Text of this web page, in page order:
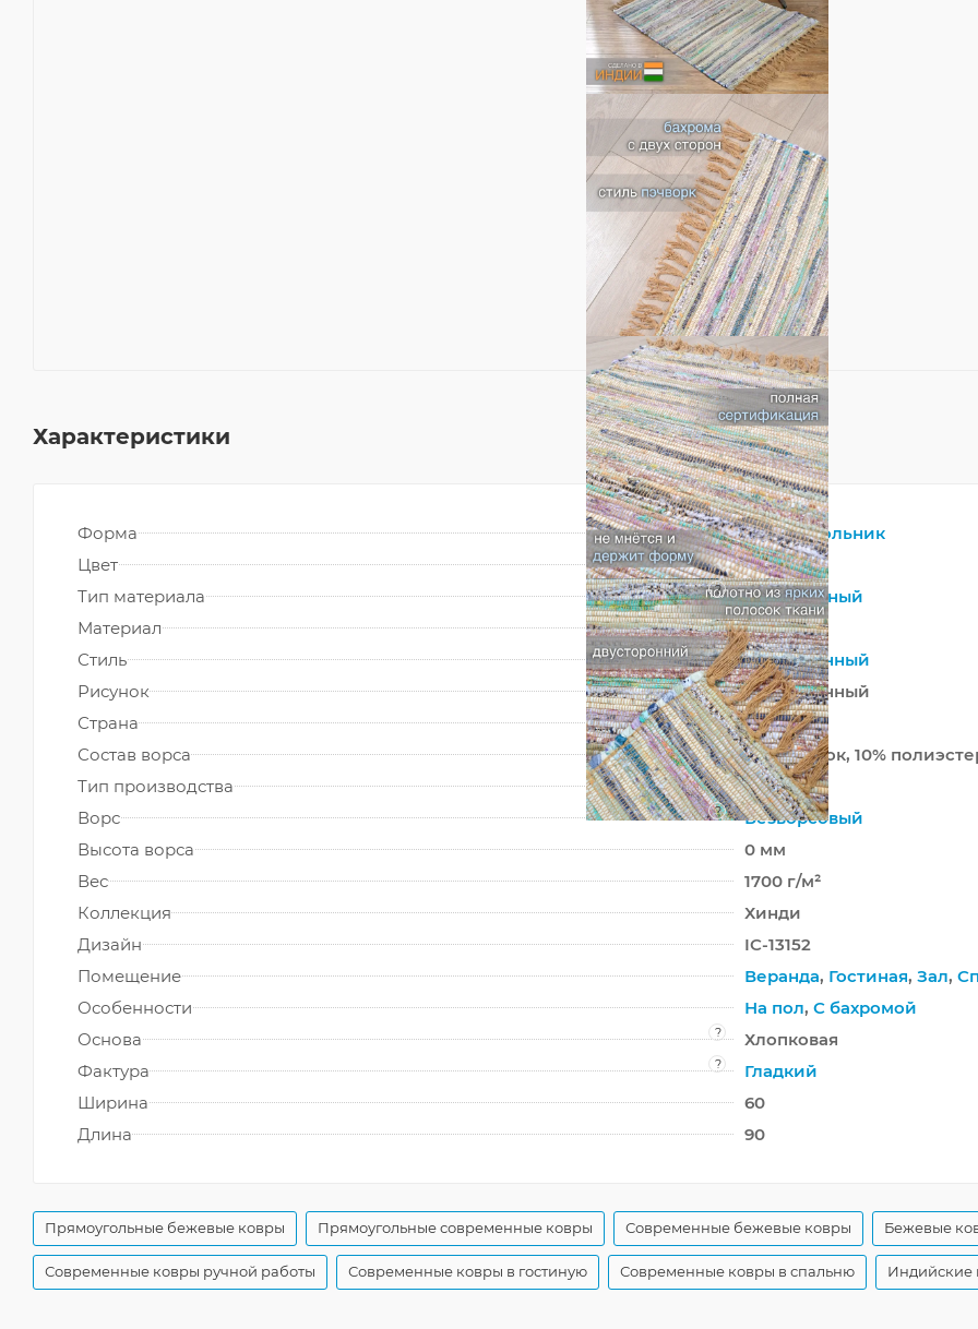
Характеристики
Форма
Прямоугольник
Цвет
Бежевый
Тип материала
?
Натуральный
Материал
Хлопок
Стиль
Современный
Рисунок
Современный
Страна
Индия
Состав ворса
90% хлопок, 10%
Тип производства
Ручной
Ворс
?
Безворсовый
Высота ворса
0 мм
Вес
1700 г/м²
Коллекция
Хинди
Дизайн
IC-13152
Помещение
Веранда, Гостиная, Зал,
Особенности
На пол, С бахромой
Основа
?
Хлопковая
Фактура
?
Гладкий
Ширина
60
Длина
90
Прямоугольные бежевые ковры Прямоугольные современные ковры Современные бежевые ковры Бежевые
Современные ковры ручной работы Современные ковры в гостиную Современные ковры в спальню Индийские